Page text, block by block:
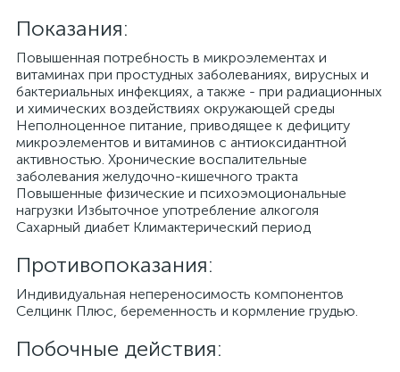
Показания:
Повышенная потребность в микроэлементах и
витаминах при простудных заболеваниях, вирусных и
бактериальных инфекциях, а также - при радиационных
и химических воздействиях окружающей среды
Неполноценное питание, приводящее к дефициту
микроэлементов и витаминов с антиоксидантной
активностью. Хронические воспалительные
заболевания желудочно-кишечного тракта
Повышенные физические и психоэмоциональные
нагрузки Избыточное употребление алкоголя
Сахарный диабет Климактерический период
Противопоказания:
Индивидуальная непереносимость компонентов
Селцинк Плюс, беременность и кормление грудью.
Побочные действия: